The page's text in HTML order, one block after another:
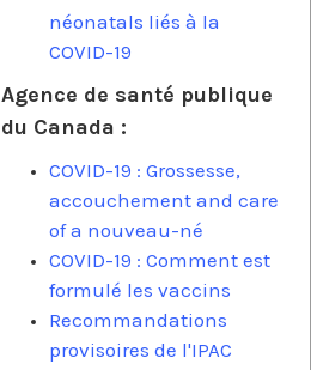
néonatals liés à la
COVID-19
Agence de santé publique
du Canada :
COVID-19 : Grossesse,
accouchement and care
of a nouveau-né
COVID-19 : Comment est
formulé les vaccins
Recommandations
provisoires de l'IPAC